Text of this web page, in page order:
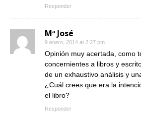
Responder
Mª José
9 enero, 2014 at 2:27 pm
Opinión muy acertada, como
concernientes a libros y
de un exhaustivo análisis y
¿Cuál crees que era la
el libro?
Responder